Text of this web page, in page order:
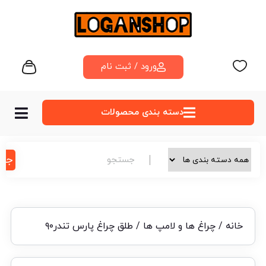
ورود / ثبت نام
دسته‌ بندی محصولات
خانه / چراغ ها و لامپ ها / طلق چراغ پارس تندر۹۰